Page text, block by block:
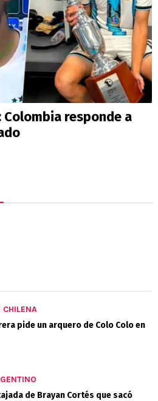
responde a
CHILENA
pide un arquero de Colo Colo en
de Brayan Cortés que sacó